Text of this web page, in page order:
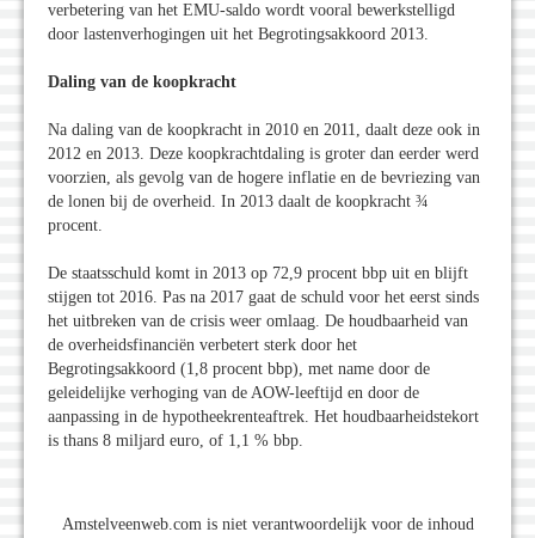
verbetering van het EMU-saldo wordt vooral bewerkstelligd
door lastenverhogingen uit het Begrotingsakkoord 2013.
Daling van de koopkracht
Na daling van de koopkracht in 2010 en 2011, daalt deze ook in
2012 en 2013. Deze koopkrachtdaling is groter dan eerder werd
voorzien, als gevolg van de hogere inflatie en de bevriezing van
de lonen bij de overheid. In 2013 daalt de koopkracht ¾
procent.
De staatsschuld komt in 2013 op 72,9 procent bbp uit en blijft
stijgen tot 2016. Pas na 2017 gaat de schuld voor het eerst sinds
het uitbreken van de crisis weer omlaag. De houdbaarheid van
de overheidsfinanciën verbetert sterk door het
Begrotingsakkoord (1,8 procent bbp), met name door de
geleidelijke verhoging van de AOW-leeftijd en door de
aanpassing in de hypotheekrenteaftrek. Het houdbaarheidstekort
is thans 8 miljard euro, of 1,1 % bbp.
Amstelveenweb.com is niet verantwoordelijk voor de inhoud